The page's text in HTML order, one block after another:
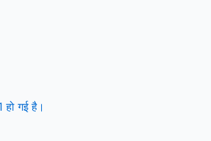
गई है।